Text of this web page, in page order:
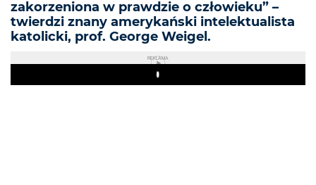
zakorzeniona w prawdzie o człowieku” –
twierdzi znany amerykański intelektualista
katolicki, prof. George Weigel.
REKLAMA
Play